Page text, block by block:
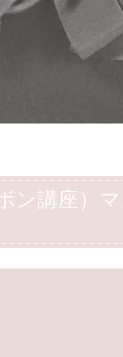
ン講座）